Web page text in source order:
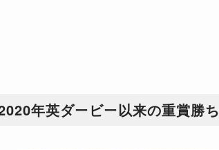
年英ダービー以来の重賞勝ち